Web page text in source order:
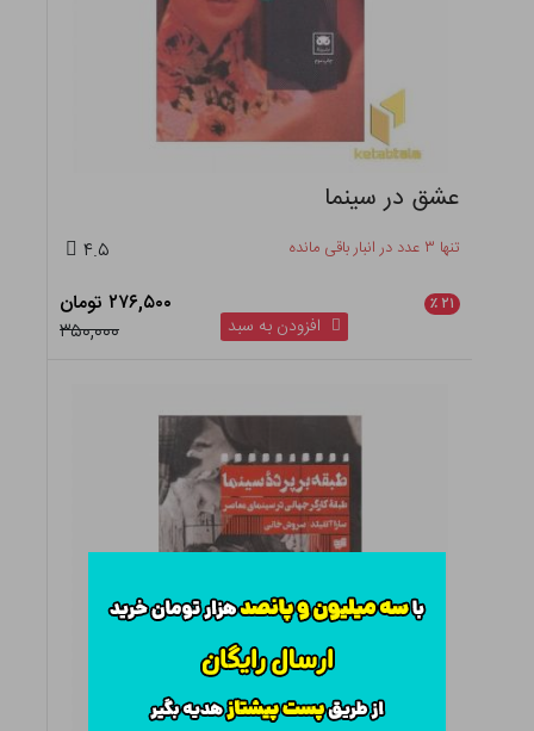
عشق در سینما
تنها ۳ عدد در انبار باقی مانده ۴.۵
۲۱ ٪
۲۷۶,۵۰۰ تومان
۳۵۰,۰۰۰
افزودن به سبد